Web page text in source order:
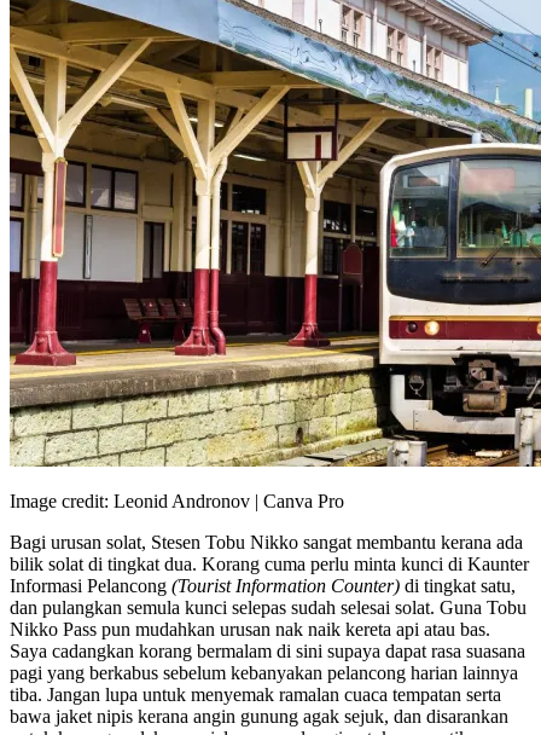
Image credit: Leonid Andronov | Canva Pro
Bagi urusan solat, Stesen Tobu Nikko sangat membantu kerana ada
bilik solat di tingkat dua. Korang cuma perlu minta kunci di Kaunter
Informasi Pelancong (Tourist Information Counter) di tingkat satu,
dan pulangkan semula kunci selepas sudah selesai solat. Guna Tobu
Nikko Pass pun mudahkan urusan nak naik kereta api atau bas.
Saya cadangkan korang bermalam di sini supaya dapat rasa suasana
pagi yang berkabus sebelum kebanyakan pelancong harian lainnya
tiba. Jangan lupa untuk menyemak ramalan cuaca tempatan serta
bawa jaket nipis kerana angin gunung agak sejuk, dan disarankan